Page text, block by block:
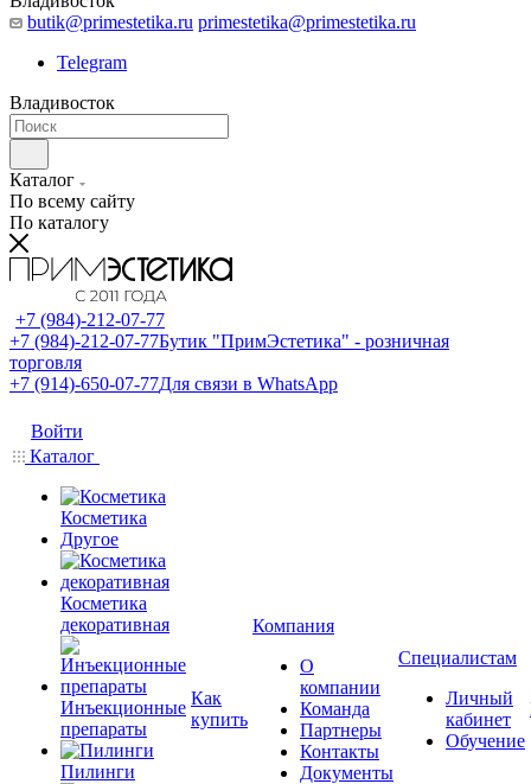
butik@primestetika.ru primestetika@primestetika.ru
Telegram
Владивосток
Каталог
По всему сайту
По каталогу
+7 (984)-212-07-77
+7 (984)-212-07-77Бутик "ПримЭстетика" - розничная
торговля
+7 (914)-650-07-77Для связи в WhatsApp
Войти
Каталог
Косметика
Другое
Косметика
декоративная
Инъекционные
препараты
Пилинги
Как
купить
Компания
О
компании
Команда
Партнеры
Контакты
Документы
Специалистам
Личный
кабинет
Обучение